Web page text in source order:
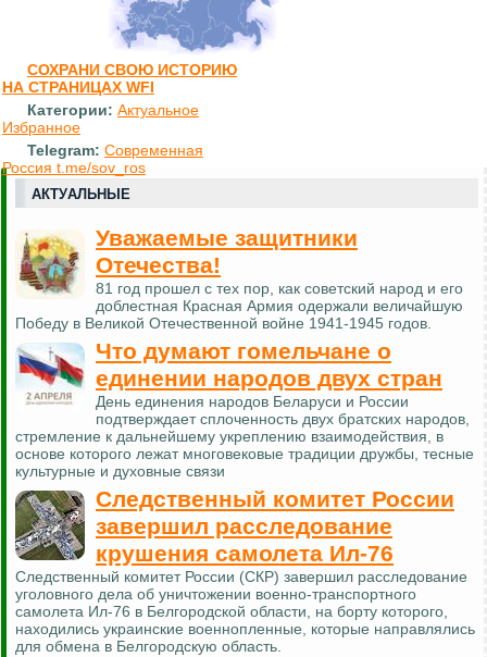
СОХРАНИ СВОЮ ИСТОРИЮ
НА СТРАНИЦАХ WFI
Категории: Актуальное
Избранное
Telegram: Современная
Россия t.me/sov_ros
АКТУАЛЬНЫЕ
Уважаемые защитники
Отечества!
81 год прошел с тех пор, как советский народ и его
доблестная Красная Армия одержали величайшую
Победу в Великой Отечественной войне 1941-1945 годов.
Что думают гомельчане о
единении народов двух стран
День единения народов Беларуси и России
подтверждает сплоченность двух братских народов,
стремление к дальнейшему укреплению взаимодействия, в
основе которого лежат многовековые традиции дружбы, тесные
культурные и духовные связи
Следственный комитет России
завершил расследование
крушения самолета Ил-76
Следственный комитет России (СКР) завершил расследование
уголовного дела об уничтожении военно-транспортного
самолета Ил-76 в Белгородской области, на борту которого,
находились украинские военнопленные, которые направлялись
для обмена в Белгородскую область.